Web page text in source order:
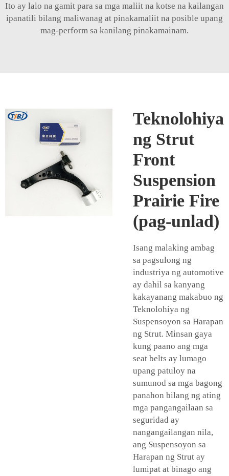
Ito ay lalo na gamit para sa mga maliit na kotse na kailangan
ipanatili bilang maliwanag at pinakamaliit na posible upang
mag-perform sa kanilang pinakamainam.
Teknolohiya
ng Strut
Front
Suspension
Prairie Fire
(pag-unlad)
Isang malaking ambag
sa pagsulong ng
industriya ng automotive
ay dahil sa kanyang
kakayanang makabuo ng
Teknolohiya ng
Suspensoyon sa Harapan
ng Strut. Minsan gaya
kung paano ang mga
seat belts ay lumago
upang patuloy na
sumunod sa mga bagong
panahon bilang ng ating
mga pangangailaan sa
seguridad ay
nangangailangan nila,
ang Suspensoyon sa
Harapan ng Strut ay
lumipat at binago ang